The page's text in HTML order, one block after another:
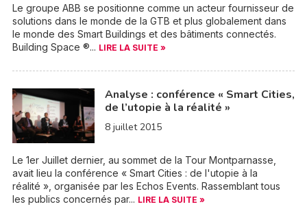
Le groupe ABB se positionne comme un acteur fournisseur de
solutions dans le monde de la GTB et plus globalement dans
le monde des Smart Buildings et des bâtiments connectés.
Building Space ®... LIRE LA SUITE »
Analyse : conférence « Smart Cities,
de l’utopie à la réalité »
8 juillet 2015
Le 1er Juillet dernier, au sommet de la Tour Montparnasse,
avait lieu la conférence « Smart Cities : de l'utopie à la
réalité », organisée par les Echos Events. Rassemblant tous
les publics concernés par... LIRE LA SUITE »